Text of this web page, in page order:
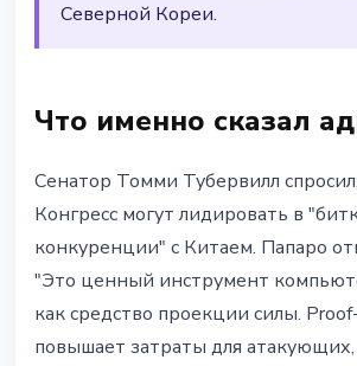
Северной Кореи.
Что именно сказал
Сенатор Томми Тубервилл
Конгресс могут лидировать в
конкуренции" с Китаем. Папаро
"Это ценный инструмент
как средство проекции силы.
повышает затраты для